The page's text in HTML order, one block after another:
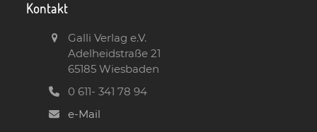
Kontakt
Galli Verlag e.V.
Adelheidstraße 21
65185 Wiesbaden
0 611- 341 78 94
e-Mail